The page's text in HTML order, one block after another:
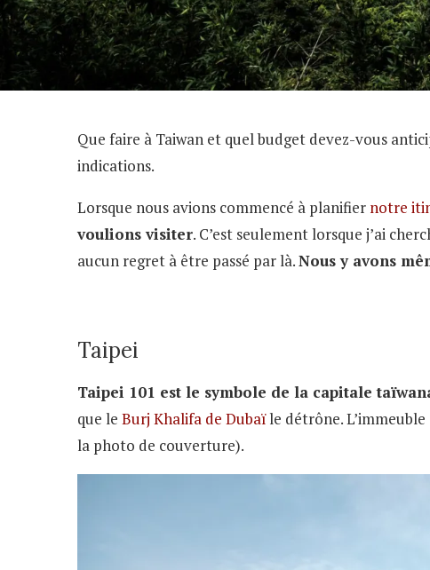
Que faire à Taiwan et quel budget devez-vous
indications.
Lorsque nous avions commencé à planifier notre
voulions visiter. C’est seulement lorsque j’ai
aucun regret à être passé par là.Nous y avons
Taipei
Taipei 101 est le symbole de la capitale
que le Burj Khalifa de Dubaïle détrône.
la photo de couverture).